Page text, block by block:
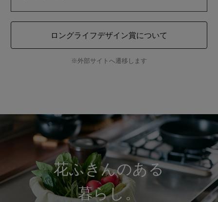
ロングライフデザイン賞について
※外部サイトへ遷移します
花ふきんのある
暮らし。